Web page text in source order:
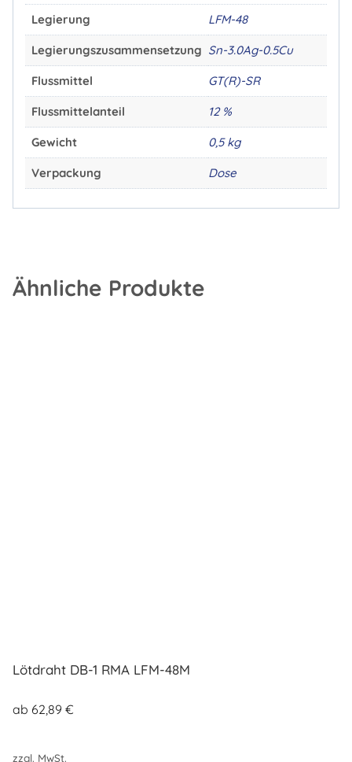
Legierung LFM-48
Legierungszusammensetzung Sn-3.0Ag-0.5Cu
Flussmittel GT(R)-SR
Flussmittelanteil 12 %
Gewicht 0,5 kg
Verpackung Dose
Ähnliche Produkte
Lötdraht DB-1 RMA LFM-48M
ab 62,89 €
zzgl. MwSt.